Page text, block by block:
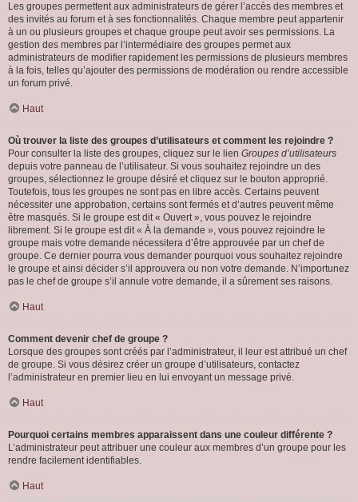
Les groupes permettent aux administrateurs de gérer l’accès des membres et
des invités au forum et à ses fonctionnalités. Chaque membre peut appartenir
à un ou plusieurs groupes et chaque groupe peut avoir ses permissions. La
gestion des membres par l’intermédiaire des groupes permet aux
administrateurs de modifier rapidement les permissions de plusieurs membres
à la fois, telles qu’ajouter des permissions de modération ou rendre accessible
un forum privé.
Haut
Où trouver la liste des groupes d’utilisateurs et comment les rejoindre ?
Pour consulter la liste des groupes, cliquez sur le lien Groupes d’utilisateurs
depuis votre panneau de l’utilisateur. Si vous souhaitez rejoindre un des
groupes, sélectionnez le groupe désiré et cliquez sur le bouton approprié.
Toutefois, tous les groupes ne sont pas en libre accès. Certains peuvent
nécessiter une approbation, certains sont fermés et d’autres peuvent même
être masqués. Si le groupe est dit « Ouvert », vous pouvez le rejoindre
librement. Si le groupe est dit « À la demande », vous pouvez rejoindre le
groupe mais votre demande nécessitera d’être approuvée par un chef de
groupe. Ce dernier pourra vous demander pourquoi vous souhaitez rejoindre
le groupe et ainsi décider s’il approuvera ou non votre demande. N’importunez
pas le chef de groupe s’il annule votre demande, il a sûrement ses raisons.
Haut
Comment devenir chef de groupe ?
Lorsque des groupes sont créés par l’administrateur, il leur est attribué un chef
de groupe. Si vous désirez créer un groupe d’utilisateurs, contactez
l’administrateur en premier lieu en lui envoyant un message privé.
Haut
Pourquoi certains membres apparaissent dans une couleur différente ?
L’administrateur peut attribuer une couleur aux membres d’un groupe pour les
rendre facilement identifiables.
Haut